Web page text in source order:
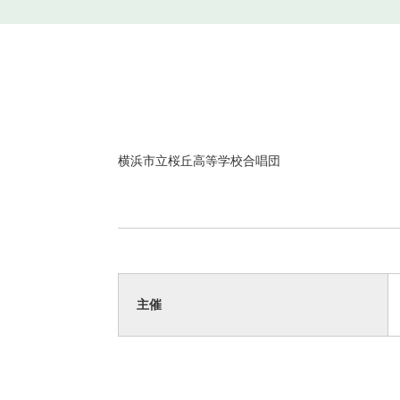
横浜市立桜丘高等学校合唱団
主催